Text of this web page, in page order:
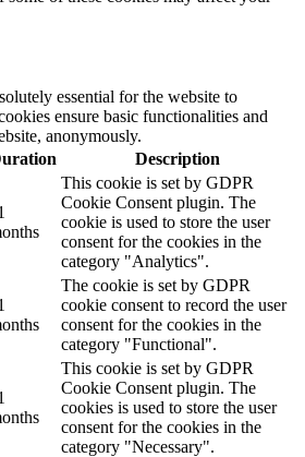
essential for the website to
ensure basic functionalities and
anonymously.
Description
This cookie is set by GDPR
Cookie Consent plugin. The
cookie is used to store the user
consent for the cookies in the
category "Analytics".
The cookie is set by GDPR
cookie consent to record the user
consent for the cookies in the
category "Functional".
This cookie is set by GDPR
Cookie Consent plugin. The
cookies is used to store the user
consent for the cookies in the
category "Necessary".